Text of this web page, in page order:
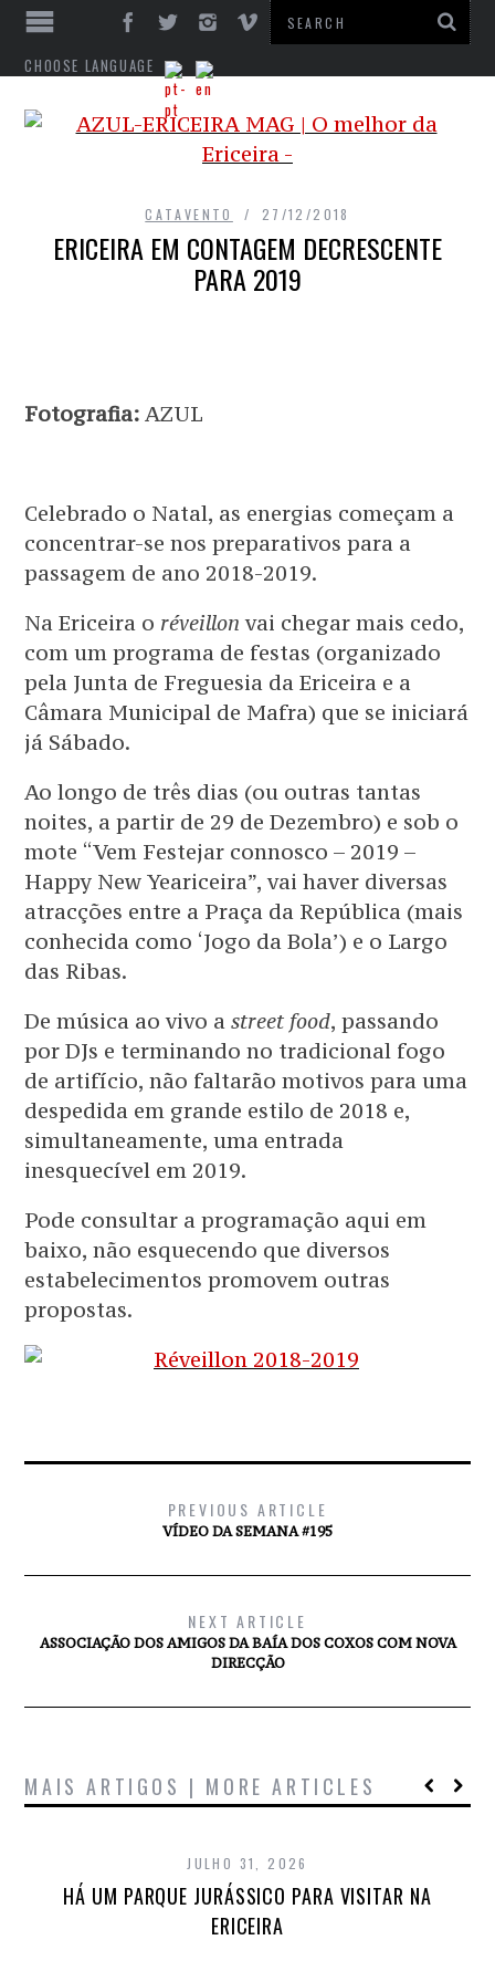
CHOOSE LANGUAGE
CATAVENTO 27/12/2018
ERICEIRA EM CONTAGEM DECRESCENTE
PARA 2019
Fotografia: AZUL
Celebrado o Natal, as energias começam a
concentrar-se nos preparativos para a
passagem de ano 2018-2019.
Na Ericeira o réveillon vai chegar mais cedo,
com um programa de festas (organizado
pela Junta de Freguesia da Ericeira e a
Câmara Municipal de Mafra) que se iniciará
já Sábado.
Ao longo de três dias (ou outras tantas
noites, a partir de 29 de Dezembro) e sob o
mote “Vem Festejar connosco – 2019 –
Happy New Yeariceira”, vai haver diversas
atracções entre a Praça da República (mais
conhecida como ‘Jogo da Bola’) e o Largo
das Ribas.
De música ao vivo astreet food, passando
por DJs e terminando no tradicional fogo
de artifício, não faltarão motivos para uma
despedida em grande estilo de 2018 e,
simultaneamente, uma entrada
inesquecível em 2019.
Pode consultar a programação aqui em
baixo, não esquecendo que diversos
estabelecimentos promovem outras
propostas.
PREVIOUS ARTICLE
VÍDEO DA SEMANA #195
NEXT ARTICLE
ASSOCIAÇÃO DOS AMIGOS DA BAÍA DOS COXOS COM NOVA
DIRECÇÃO
MAIS ARTIGOS | MORE ARTICLES
JULHO 31, 2026
HÁ UM PARQUE JURÁSSICO PARA VISITAR NA
ERICEIRA